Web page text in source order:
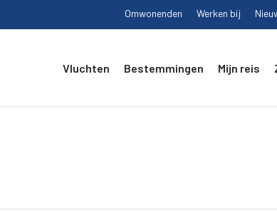
Omwonenden Werken bij
Vluchten Bestemmingen Mijn reis